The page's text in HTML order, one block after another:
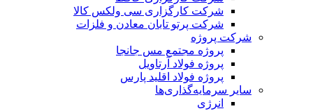
شرکت کارگزاری سی ولکس کالا
شرکت پرتو تابان معادن و فلزات
شرکت پروژه
پروژه مجتمع مس جانجا
پروژه فولاد آرتاویل
پروژه فولاد اقلید پارس
سایر سرمایه‌گذاری‌ها
انرژی